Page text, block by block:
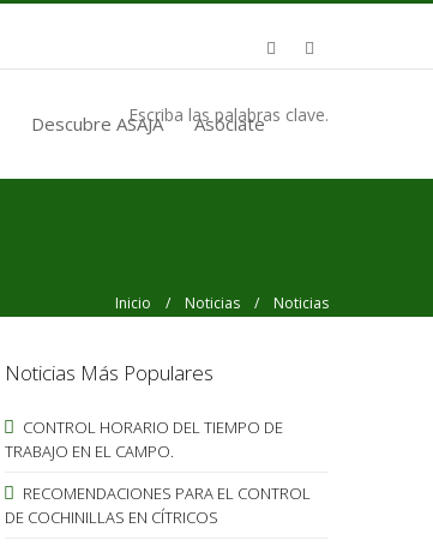
Descubre ASAJA Asóciate
Escriba las palabras clave.
Inicio / Noticias / Noticias
Noticias Más Populares
CONTROL HORARIO DEL TIEMPO DE
TRABAJO EN EL CAMPO.
RECOMENDACIONES PARA EL CONTROL
DE COCHINILLAS EN CÍTRICOS